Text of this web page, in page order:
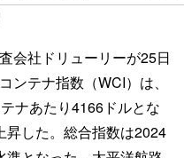
会社ドリューリーが25日
ンテナ指数（WCI）は、
ナあたり4166ドルとな
昇した。総合指数は2024